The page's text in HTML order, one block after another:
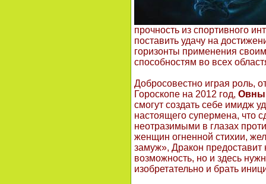
прочность из спортивного
поставить удачу на
горизонты применения
способностям во всех
Добросовестно играя роль,
Гороскопе на 2012 год,
смогут создать себе имидж
настоящего супермена, что
неотразимыми в глазах
женщин огненной стихии,
замуж», Дракон предоставит
возможность, но и здесь
изобретательно и брать